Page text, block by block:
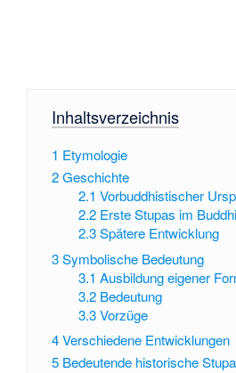
Inhaltsverzeichnis
1 Etymologie
2Geschichte
2.1 Vorbuddhistischer
2.2 Erste Stupas im
2.3 Spätere Entwicklung
3Symbolische Bedeutung
3.1 Ausbildung eigener
3.2 Bedeutung
3.3 Vorzüge
4Verschiedene Entwicklungen
5 Bedeutende historische